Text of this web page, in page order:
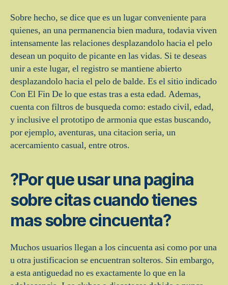
Sobre hecho, se dice que es un lugar conveniente para
quienes, an una permanencia bien madura, todavia viven
intensamente las relaciones desplazandolo hacia el pelo
desean un poquito de picante en las vidas. Si te deseas
unir a este lugar, el registro se mantiene abierto
desplazandolo hacia el pelo de balde. Es el sitio indicado
Con El Fin De lo que estas tras a esta edad. Ademas,
cuenta con filtros de busqueda como: estado civil, edad,
y inclusive el prototipo de armonia que estas buscando,
por ejemplo, aventuras, una citacion seria, un
acercamiento casual, entre otros.
?Por que usar una pagina
sobre citas cuando tienes
mas sobre cincuenta?
Muchos usuarios llegan a los cincuenta asi­ como por una
u otra justificacion se encuentran solteros. Sin embargo,
a esta antiguedad no es exactamente lo que en la